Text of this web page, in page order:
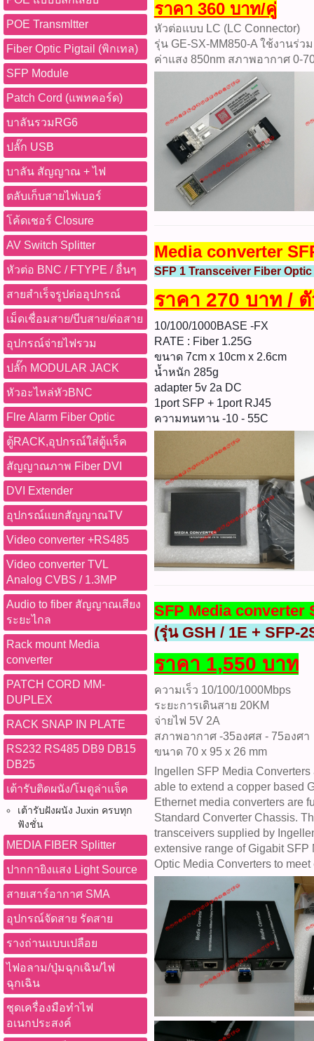
POE Transmltter
Fiber Optic Pigtail (พิกเทล)
SFP Module
Patch Cord (แพทคอร์ด)
บาลันรวมRG6
ปลั๊ก USB
บาลัน สัญญาณ + ไฟ
ตลับเก็บสายไฟเบอร์
โค้ดเชอร์ Closure
AV Switch Splitter
หัวต่อ BNC / FTYPE / อื่นๆ
สายสำเร็จรูปต่ออุปกรณ์
เม็ดเชื่อมสาย/บีบสาย/ต่อสาย
อุปกรณ์จ่ายไฟรวม
ปลั๊ก MODULAR JACK
หัวอะไหล่หัวBNC
Flre Alarm Fiber Optic
ตู้RACK,อุปกรณ์ใส่ตู้แร็ค
สัญญาณภาพ Fiber DVI
DVI Extender
อุปกรณ์แยกสัญญาณTV
Video converter +RS485
Video converter TVL
Analog CVBS / 1.3MP
Audio to fiber สัญญาณเสียง
ระยะไกล
Rack mount Media
converter
PATCH CORD MM-
DUPLEX
RACK SNAP IN PLATE
RS232 RS485 DB9 DB15
DB25
เต้ารับติดผนัง/โมดูล่าแจ็ค
เต้ารับฝังผนัง Juxin ครบทุก
ฟังชั่น
MEDIA FIBER Splitter
ปากกายิงแสง Light Source
สายเสาร์อากาศ SMA
อุปกรณ์จัดสาย รัดสาย
รางถ่านแบบเปลือย
ไฟอลาม/ปุ่มฉุกเฉิน/ไฟ
ฉุกเฉิน
ชุดเครื่องมือทำไฟ
อเนกประสงค์
ราคา 360 บาท/คู่
หัวต่อแบบ LC (LC Connector)
รุ่น GE-SX-MM850-A ใช้งานร่
ค่าแสง 850nm สภาพอากาศ 0-
Media converter
SFP 1 Transceiver Fiber
ราคา 270 บาท /
10/100/1000BASE -FX
RATE : Fiber 1.25G
ขนาด 7cm x 10cm x 2.6cm
น้ำหนัก 285g
adapter 5v 2a DC
1port SFP + 1port RJ45
ความทนทาน -10 - 55C
SFP Media converter
(รุ่น GSH / 1E + SFP-
ราคา 1,550 บาท
ความเร็ว 10/100/1000Mbps
ระยะการเดินสาย 20KM
จ่ายไฟ 5V 2A
สภาพอากาศ -35องศส - 75องศา
ขนาด 70 x 95 x 26 mm
Ingellen SFP Media
able to extend a copper based
Ethernet media converters are
Standard Converter Chassis.
transceivers supplied by
extensive range of Gigabit
Optic Media Converters to